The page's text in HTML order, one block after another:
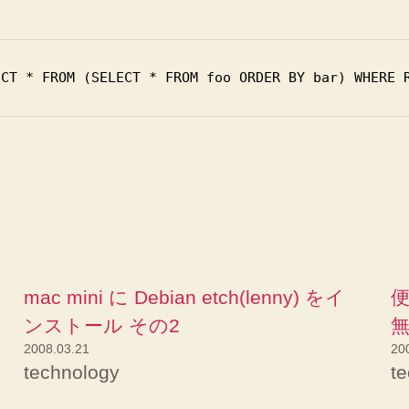
mac mini に Debian etch(lenny) をイ
ンストール その2
2008.03.21
technology